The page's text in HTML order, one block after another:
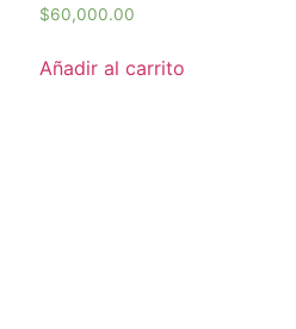
Valorado en
5.00
$60,000.00
Añadir al carrito